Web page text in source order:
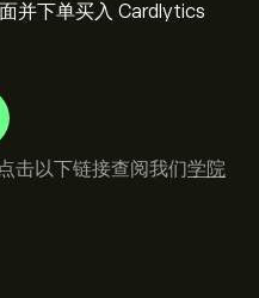
并下单买入 Cardlytics
击以下链接查阅我们学院